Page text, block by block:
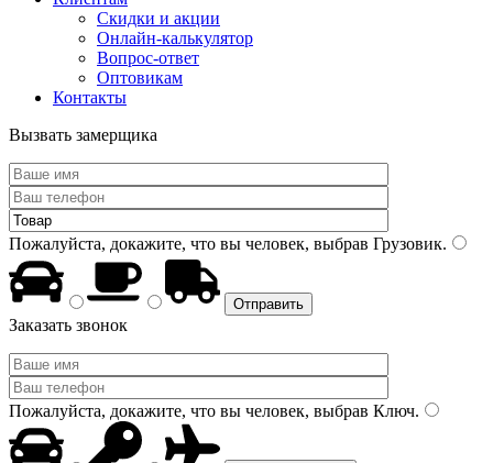
Скидки и акции
Онлайн-калькулятор
Вопрос-ответ
Оптовикам
Контакты
Вызвать замерщика
Пожалуйста, докажите, что вы человек, выбрав Грузовик.
Заказать звонок
Пожалуйста, докажите, что вы человек, выбрав Ключ.